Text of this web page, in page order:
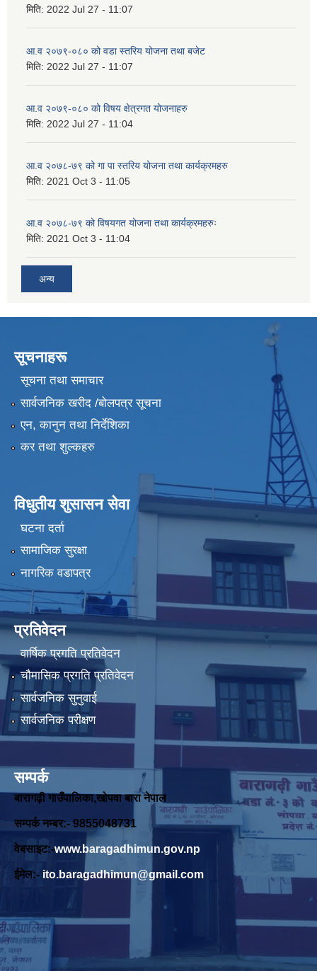
मिति: 2022 Jul 27 - 11:07
आ.व २०७९-०८० को वडा स्तरिय योजना तथा बजेट
मिति: 2022 Jul 27 - 11:07
आ.व २०७९-०८० को विषय क्षेत्रगत योजनाहरु
मिति: 2022 Jul 27 - 11:04
आ.व २०७८-७९ को गा पा स्तरिय योजना तथा कार्यक्रमहरु
मिति: 2021 Oct 3 - 11:05
आ.व २०७८-७९ को विषयगत योजना तथा कार्यक्रमहरुः
मिति: 2021 Oct 3 - 11:04
अन्य
सूचनाहरू
सूचना तथा समाचार
सार्वजनिक खरीद /बोलपत्र सूचना
एन, कानुन तथा निर्देशिका
कर तथा शुल्कहरु
विधुतीय शुसासन सेवा
घटना दर्ता
सामाजिक सुरक्षा
नागरिक वडापत्र
प्रतिवेदन
वार्षिक प्रगति प्रतिवेदन
चौमासिक प्रगति प्रतिवेदन
सार्वजनिक सुनुवाई
सार्वजनिक परीक्षण
सम्पर्क
बारागढ़ी गाउँपालिका,खोपवा बारा नेपाल
सम्पर्क नम्बर:- 9855048731
वेबसाइट:-www.baragadhimun.gov.np
ईमेल:- ito.baragadhimun@gmail.com